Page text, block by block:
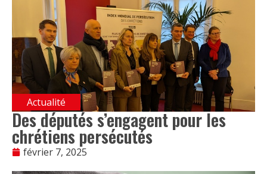
Actualité
Des députés s’engagent pour les
chrétiens persécutés
février 7, 2025